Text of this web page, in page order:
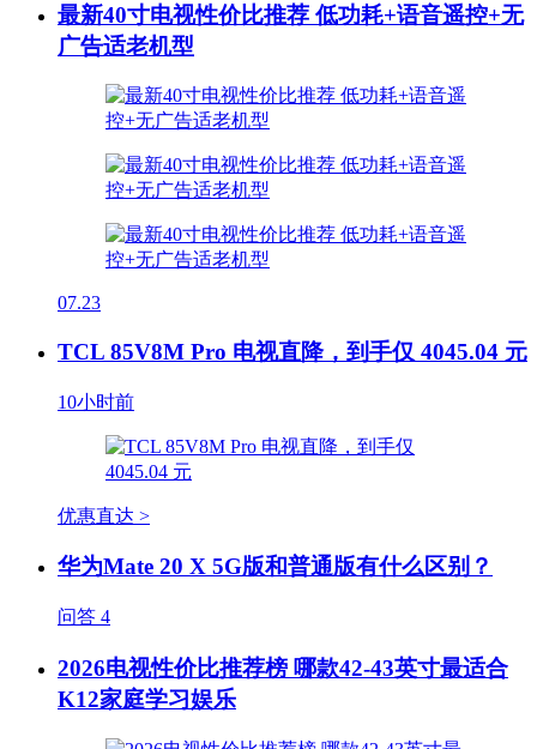
最新40寸电视性价比推荐 低功耗+语音遥控+无
广告适老机型
07.23
TCL 85V8M Pro 电视直降，到手仅 4045.04 元
10小时前
优惠直达 >
华为Mate 20 X 5G版和普通版有什么区别？
问答 4
2026电视性价比推荐榜 哪款42-43英寸最适合
K12家庭学习娱乐